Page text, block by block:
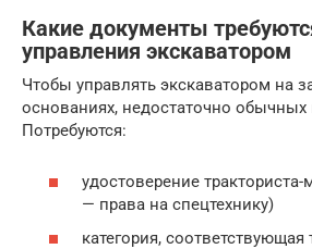
Какие документы
управления экскаватором
Чтобы управлять экскаватором на
основаниях, недостаточно обычных
Потребуются:
удостоверение
— права на спецтехнику)
категория, соответствующая